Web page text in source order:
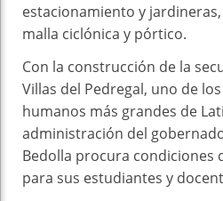
estacionamiento y
malla ciclónica y pórtico.
Con la construcción de la
Villas del Pedregal, uno de
humanos más grandes de
administración del
Bedolla procura condiciones
para sus estudiantes y